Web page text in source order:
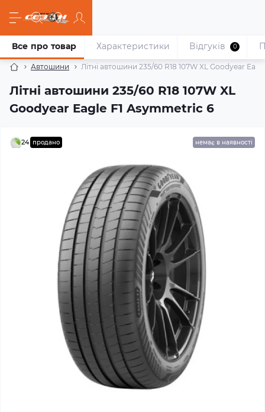
Автошини Літні автошини 235/60 R18 107W XL Goodyear
Літні автошини 235/60 R18 107W XL
Goodyear Eagle F1 Asymmetric 6
Все про товар Характеристики Відгуків 0
24 продано немає в наявності